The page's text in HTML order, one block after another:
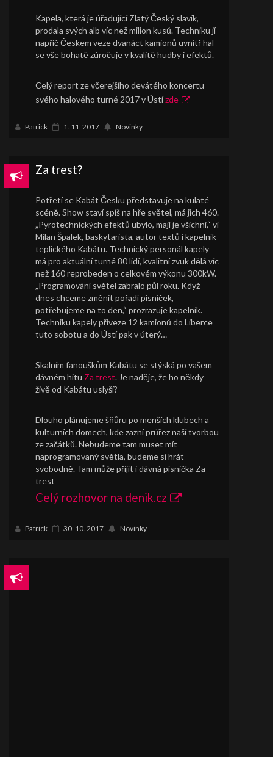
Kapela, která je úřadující Zlatý Český slavík,
prodala svých alb víc než milion kusů. Techniku jí
napříč Českem veze dvanáct kamionů uvnitř hal
se vše bohatě zúročuje v kvalitě hudby i efektů.
Celý report ze včerejšího devátého koncertu
svého halového turné 2017 v Ústízde
Patrick 1. 11. 2017 Novinky
Za trest?
Potřetí se Kabát Česku představuje na kulaté
scéně. Show staví spíš na hře světel, má jich 460.
„Pyrotechnických efektů ubylo, mají je všichni,“ ví
Milan Špalek, baskytarista, autor textů i kapelník
teplického Kabátu. Technický personál kapely
má pro aktuální turné 80 lidí, kvalitní zvuk dělá víc
než 160 reprobeden o celkovém výkonu 300kW.
„Programování světel zabralo půl roku. Když
dnes chceme změnit pořadí písniček,
potřebujeme na to den,“ prozrazuje kapelník.
Techniku kapely přiveze 12 kamionů do Liberce
tuto sobotu a do Ústí pak v úterý…
Skalním fanouškům Kabátu se stýská po vašem
dávném hitu Za trest. Je naděje, že ho někdy
živě od Kabátu uslyší?
Dlouho plánujeme šňůru po menších klubech a
kulturních domech, kde zazní průřez naší tvorbou
ze začátků. Nebudeme tam muset mít
naprogramovaný světla, budeme si hrát
svobodně. Tam může přijít i dávná písnička Za
trest
Celý rozhovor na denik.cz
Patrick 30. 10. 2017 Novinky